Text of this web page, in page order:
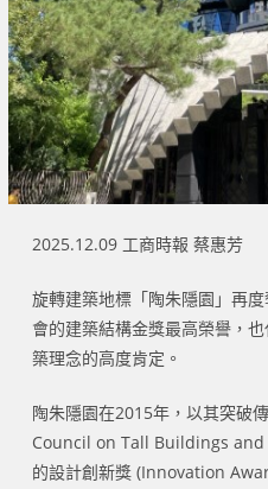
2025.12.09 工商時報 蔡惠芳
旋轉建築地標「陶朱隱園」再
會的建築結構金獎最高榮譽，
築理念的高度肯定。
陶朱隱園在2015年，以其突破
Council on Tall Buildings and
的設計創新獎 (Innovation